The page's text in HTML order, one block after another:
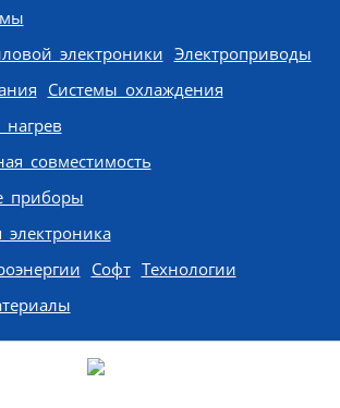
электроники Электроприводы
Системы охлаждения
совместимость
приборы
Софт Технологии